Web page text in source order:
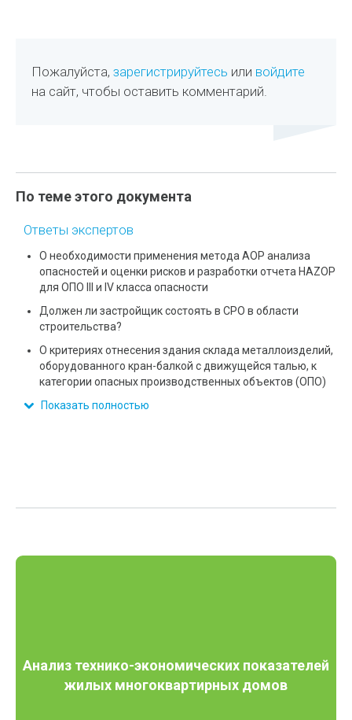
Пожалуйста,зарегистрируйтесь или войдите
на сайт, чтобы оставить комментарий.
По теме этого документа
Ответы экспертов
О необходимости применения метода АОР анализа
опасностей и оценки рисков и разработки отчета HAZOP
для ОПО III и IV класса опасности
Должен ли застройщик состоять в СРО в области
строительства?
О критериях отнесения здания склада металлоизделий,
оборудованного кран-балкой с движущейся талью, к
категории опасных производственных объектов (ОПО)
Показать полностью
Анализ технико-экономических показателей
жилых многоквартирных домов